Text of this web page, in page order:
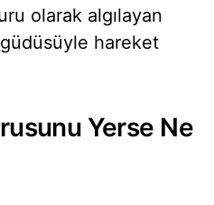
olarak algılayan
hareket
Yerse Ne